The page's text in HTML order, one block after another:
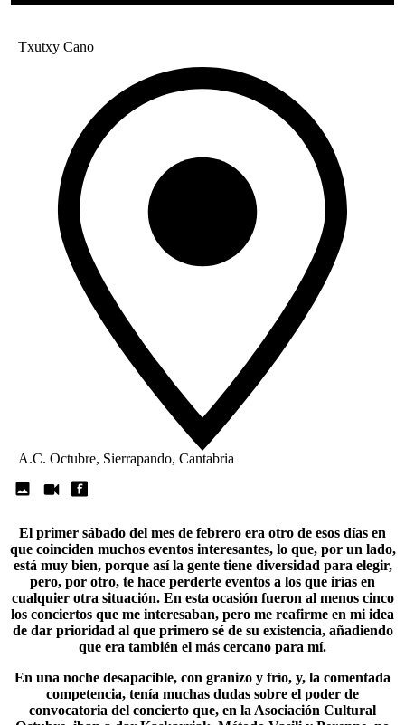
Txutxy Cano
A.C. Octubre, Sierrapando, Cantabria
El primer sábado del mes de febrero era otro de esos días en
que coinciden muchos eventos interesantes, lo que, por un lado,
está muy bien, porque así la gente tiene diversidad para elegir,
pero, por otro, te hace perderte eventos a los que irías en
cualquier otra situación. En esta ocasión fueron al menos cinco
los conciertos que me interesaban, pero me reafirme en mi idea
de dar prioridad al que primero sé de su existencia, añadiendo
que era también el más cercano para mí.
En una noche desapacible, con granizo y frío, y, la comentada
competencia, tenía muchas dudas sobre el poder de
convocatoria del concierto que, en la Asociación Cultural